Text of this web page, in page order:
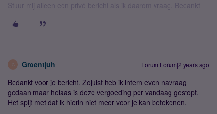
Stuur mij alleen een privé bericht als ik daarom vraag. Bedankt!
G Groentjuh Forum|Forum|2 years ago
Bedankt voor je bericht. Zojuist heb ik intern even navraag
gedaan maar helaas is deze vergoeding per vandaag gestopt.
Het spijt met dat ik hierin niet meer voor je kan betekenen.